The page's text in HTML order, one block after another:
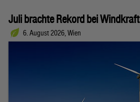
Juli brachte Rekord bei Windkraft
6. August 2026, Wien